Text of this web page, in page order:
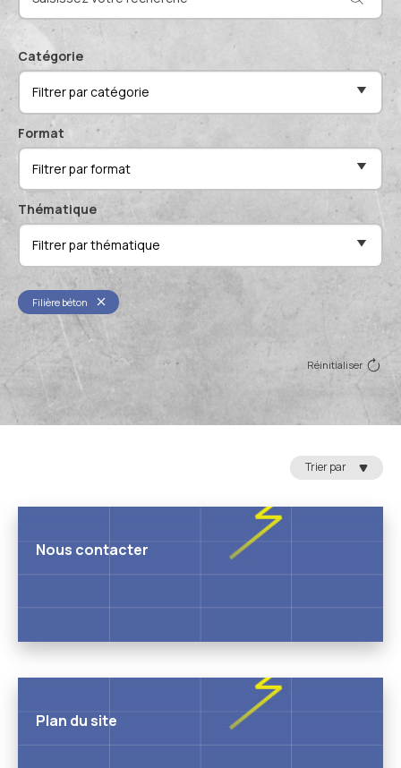
Conférences de professionnels
Publications scientifiques
Proposer mes compétences
Catégorie
Filtrer par catégorie
Format
Filtrer par format
Thématique
Filtrer par thématique
Filière béton
Réinitialiser
Trier par
Nous contacter
Plan du site